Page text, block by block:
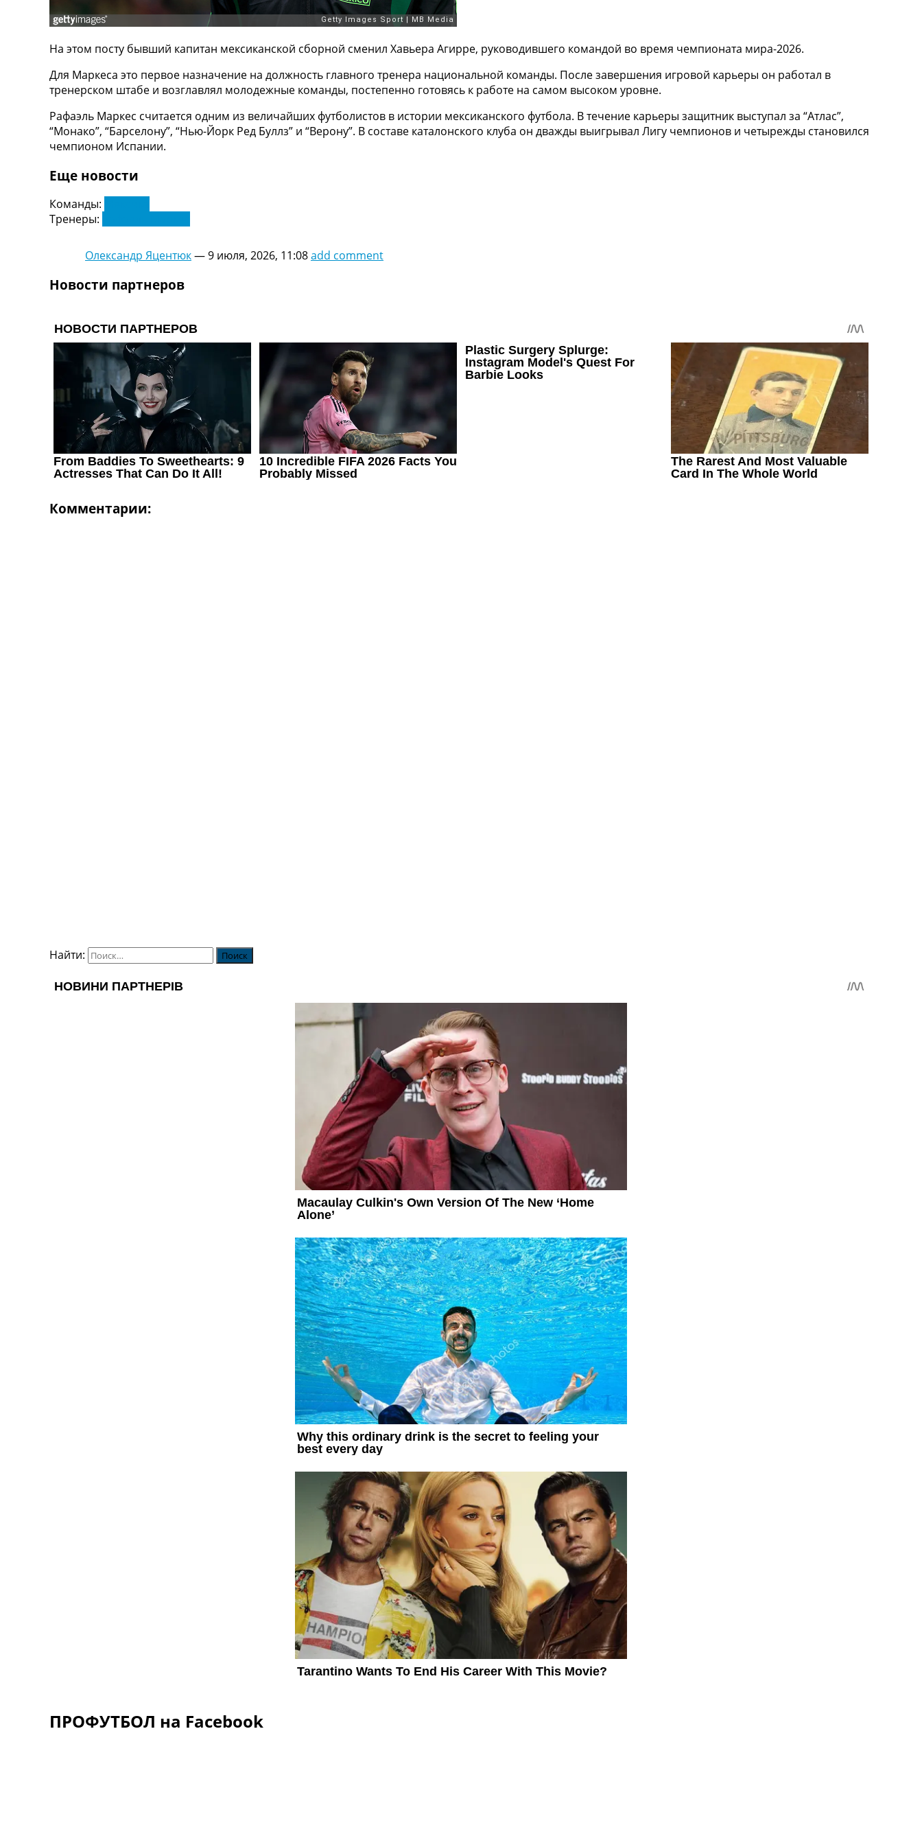
UA
Categories
Главная
Новости футбола
Видео
Трансферы
Последние комментарии
Конкурс прогнозов
Рейтинги
Коллективный прогноз
Чемпионат Мира
Лига Чемпионов
Англия. Премьер Лига
Испания. Ла Лига
Другие Турниры >>>
Таблицы
Таблицы групп Чемпионата Мира
Украина. Премьер-Лига
Украина. Первая Лига
Лига Чемпионов. Таблицы групп
Англия. Премьер-Лига
Рейтинги
На этом посту бывший капитан мексиканской сборной сменил Хавьера Агирре, руководившего командой во время чемпионата мира-2026.
Для Маркеса это первое назначение на должность главного тренера национальной команды. После завершения игровой карьеры он работал в
тренерском штабе и возглавлял молодежные команды, постепенно готовясь к работе на самом высоком уровне.
Рафаэль Маркес считается одним из величайших футболистов в истории мексиканского футбола. В течение карьеры защитник выступал за “Атлас”,
“Монако”, “Барселону”, “Нью-Йорк Ред Буллз” и “Верону”. В составе каталонского клуба он дважды выигрывал Лигу чемпионов и четырежды становился
чемпионом Испании.
Еще новости
Команды:
Тренеры:
Олександр Яцентюк—9 июля, 2026, 11:08add comment
Новости партнеров
Комментарии:
Найти:
ПРОФУТБОЛ на Facebook